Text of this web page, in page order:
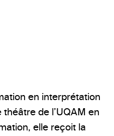
en interprétation
de l’UQAM en
elle reçoit la